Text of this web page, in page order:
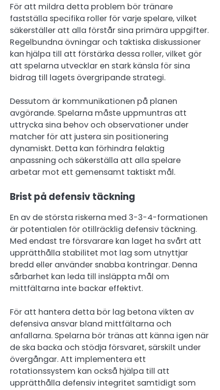
För att mildra detta problem bör tränare
fastställa specifika roller för varje spelare, vilket
säkerställer att alla förstår sina primära uppgifter.
Regelbundna övningar och taktiska diskussioner
kan hjälpa till att förstärka dessa roller, vilket gör
att spelarna utvecklar en stark känsla för sina
bidrag till lagets övergripande strategi.
Dessutom är kommunikationen på planen
avgörande. Spelarna måste uppmuntras att
uttrycka sina behov och observationer under
matcher för att justera sin positionering
dynamiskt. Detta kan förhindra felaktig
anpassning och säkerställa att alla spelare
arbetar mot ett gemensamt taktiskt mål.
Brist på defensiv täckning
En av de största riskerna med 3-3-4-formationen
är potentialen för otillräcklig defensiv täckning.
Med endast tre försvarare kan laget ha svårt att
upprätthålla stabilitet mot lag som utnyttjar
bredd eller använder snabba kontringar. Denna
sårbarhet kan leda till insläppta mål om
mittfältarna inte backar effektivt.
För att hantera detta bör lag betona vikten av
defensiva ansvar bland mittfältarna och
anfallarna. Spelarna bör tränas att känna igen när
de ska backa och stödja försvaret, särskilt under
övergångar. Att implementera ett
rotationssystem kan också hjälpa till att
upprätthålla defensiv integritet samtidigt som